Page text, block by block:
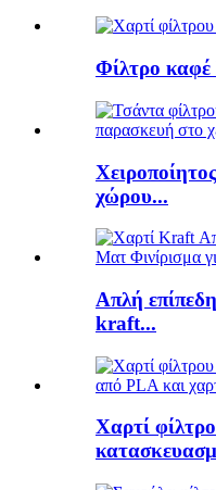
Φίλτρο
χώρου...
Απλή
kraft...
Χαρτί